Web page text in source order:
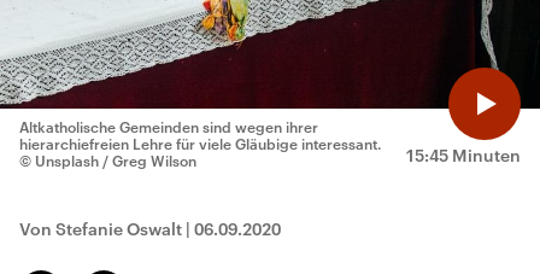
15:45 Minuten
Altkatholische Gemeinden sind wegen ihrer
hierarchiefreien Lehre für viele Gläubige interessant.
© Unsplash / Greg Wilson
Von Stefanie Oswalt | 06.09.2020